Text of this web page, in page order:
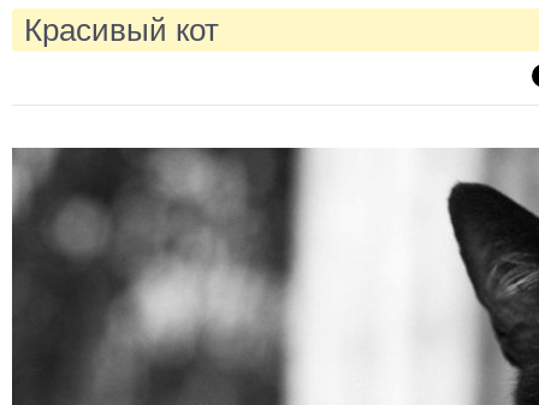
Красивый кот